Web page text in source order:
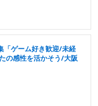
「ゲーム好き歓迎/未経
の感性を活かそう/大阪